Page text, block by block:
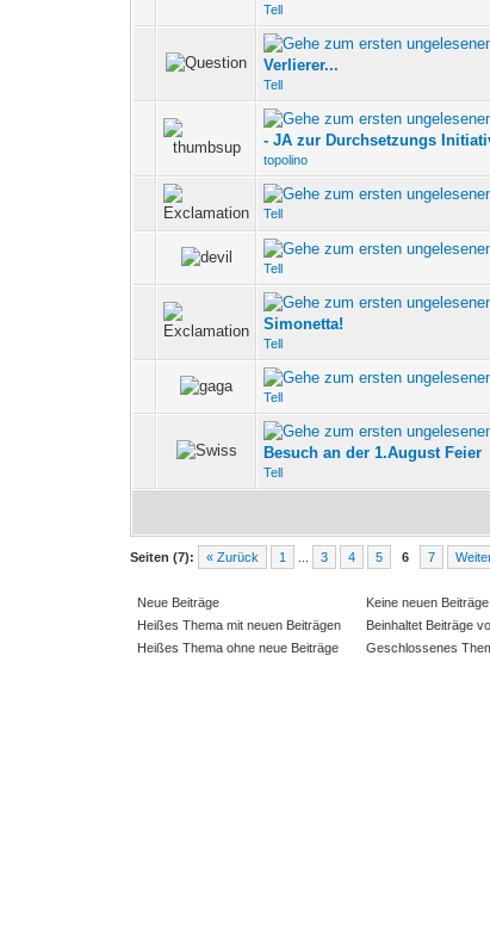
Tell
Verlierer...
Tell
- JA zur Durchsetzungs
topolino
0
Tell
0
Tell
0
Simonetta!
Tell
Tell
0
Besuch an der 1.August Feier
Tell
0
Seiten (7): « Zurück 1 3 4 5 6 7
Neue Beiträge
Heißes Thema mit neuen Beiträgen
Heißes Thema ohne neue Beiträge
Keine neuen Beiträge
Beinhaltet Beiträge
Geschlossenes